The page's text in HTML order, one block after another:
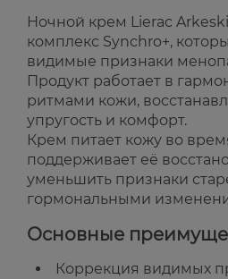
Ночной крем Lierac
комплекс Synchro+,
видимые признаки
Продукт работает в
ритмами кожи,
упругость и комфорт.
Крем питает кожу во
поддерживает её
уменьшить признаки
гормональными
Основные
Коррекция видимых